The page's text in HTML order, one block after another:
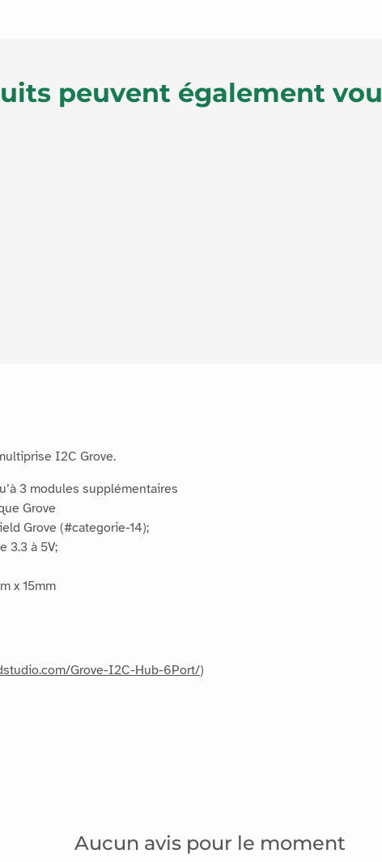
peuvent également
I2C Grove.
3 modules supplémentaires
Grove
Grove (#categorie-14);
3.3 à 5V;
x 15mm
Grove-I2C-Hub-6Port/)
Aucun avis pour le moment